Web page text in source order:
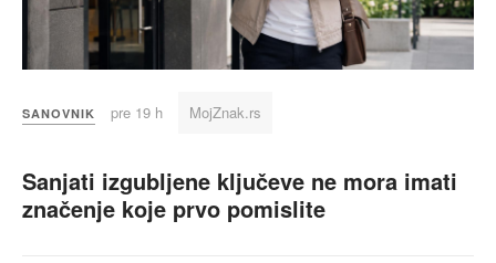
SANOVNIK pre 19 h MojZnak.rs
Sanjati izgubljene ključeve ne mora imati
značenje koje prvo pomislite